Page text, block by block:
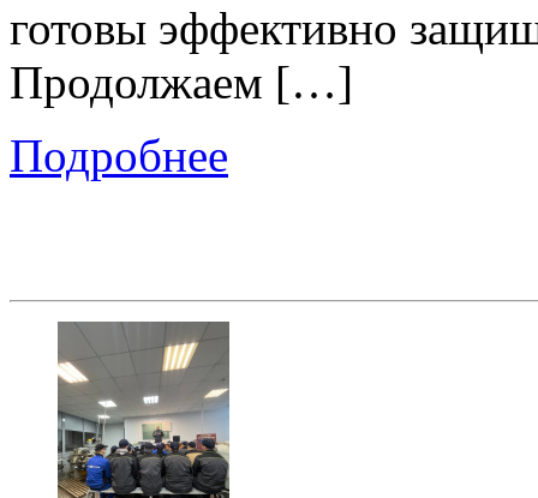
готовы эффективно
Продолжаем […]
Подробнее